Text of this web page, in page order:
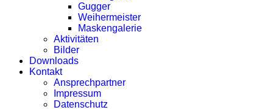
Gugger
Weihermeister
Maskengalerie
Aktivitäten
Bilder
Downloads
Kontakt
Ansprechpartner
Impressum
Datenschutz